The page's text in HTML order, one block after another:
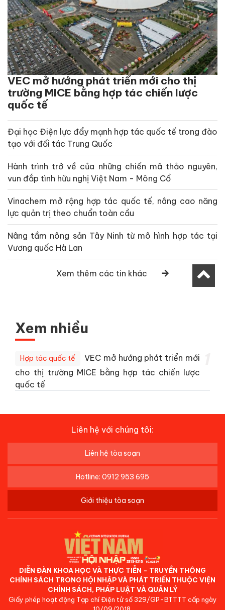
VEC mở hướng phát triển mới cho thị
trường MICE bằng hợp tác chiến lược
quốc tế
Đại học Điện lực đẩy mạnh hợp tác quốc tế trong đào
tạo với đối tác Trung Quốc
Hành trình trở về của những chiến mã thảo nguyên,
vun đắp tình hữu nghị Việt Nam - Mông Cổ
Vinachem mở rộng hợp tác quốc tế, nâng cao năng
lực quản trị theo chuẩn toàn cầu
Nâng tầm nông sản Tây Ninh từ mô hình hợp tác tại
Vương quốc Hà Lan
Xem thêm các tin khác
Xem nhiều
Hợp tác quốc tế
VEC mở hướng phát triển mới
cho thị trường MICE bằng hợp tác chiến lược
quốc tế
Liên hệ với chúng tôi:
Liên hệ tòa soạn
Hotline: 0912 953 695
Giới thiệu tòa soạn
DIỄN ĐÀN KHOA HỌC VÀ THỰC TIỄN - TRUYỀN THÔNG
CHÍNH SÁCH TRONG HỘI NHẬP VÀ PHÁT TRIỂN THUỘC VIỆN
CHÍNH SÁCH, PHÁP LUẬT VÀ QUẢN LÝ
Giấy phép hoạt động Tạp chí Điện tử số 329/GP-BTTTT cấp ngày